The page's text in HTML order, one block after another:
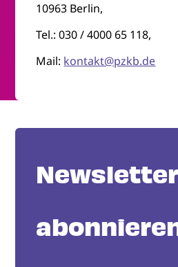
10963 Berlin,
Tel.: 030 / 4000 65 118,
Mail: kontakt@pzkb.de
Newsletter